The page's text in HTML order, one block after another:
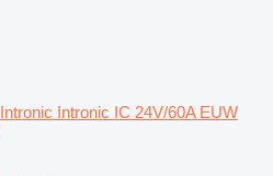
Intronic Intronic IC 24V/60A EUW